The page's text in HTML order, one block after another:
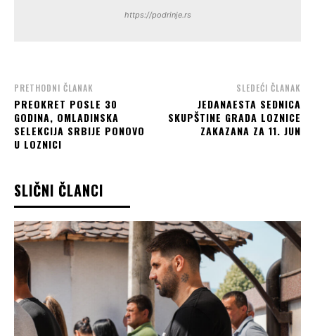
https://podrinje.rs
PRETHODNI ČLANAK
PREOKRET POSLE 30
GODINA, OMLADINSKA
SELEKCIJA SRBIJE PONOVO
U LOZNICI
SLEDEĆI ČLANAK
JEDANAESTA SEDNICA
SKUPŠTINE GRADA LOZNICE
ZAKAZANA ZA 11. JUN
SLIČNI ČLANCI